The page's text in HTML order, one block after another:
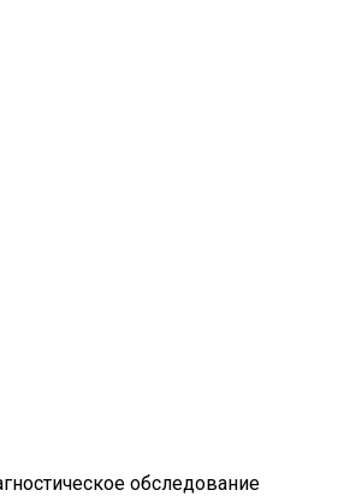
обследование